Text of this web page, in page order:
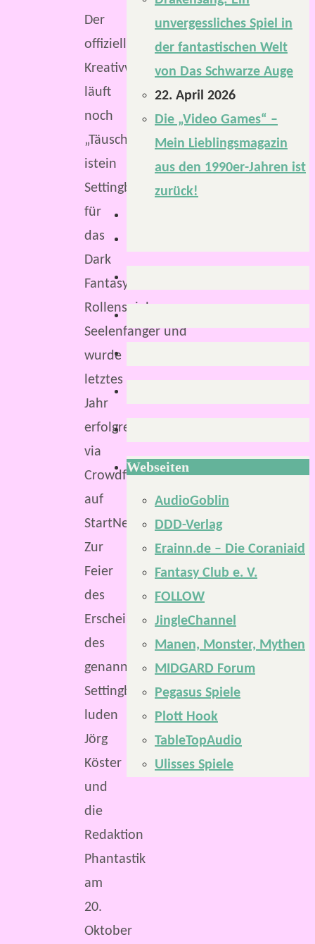
Der
offizielle
Kreativwettbewerb
läuft
noch
„Täuscherland“
istein
Settingband
für
das
Dark
Fantasy-
Rollenspiel
Seelenfänger und
wurde
letztes
Jahr
erfolgreich
via
Crowdfunding
auf
StartNext finanziert.
Zur
Feier
des
Erscheinens
des
genannten
Settingbands
luden
Jörg
Köster
und
die
Redaktion
Phantastik
am
20.
Oktober
unvergessliches Spiel in
der fantastischen Welt
von Das Schwarze Auge
22. April 2026
Die „Video Games“ –
Mein Lieblingsmagazin
aus den 1990er-Jahren ist
zurück!
Webseiten
AudioGoblin
DDD-Verlag
Erainn.de – Die Coraniaid
Fantasy Club e. V.
FOLLOW
JingleChannel
Manen, Monster, Mythen
MIDGARD Forum
Pegasus Spiele
Plott Hook
TableTopAudio
Ulisses Spiele